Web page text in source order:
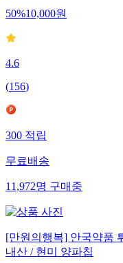
50%10,000원
4.6
(156)
300적립
무료배송
11,972명구매중
[만원의행복] 안국약품
내산 / 현미 양파칩